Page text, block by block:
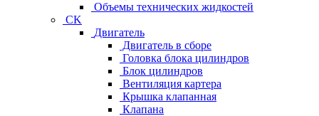
Объемы технических жидкостей
CK
Двигатель
Двигатель в сборе
Головка блока цилиндров
Блок цилиндров
Вентиляция картера
Крышка клапанная
Клапана